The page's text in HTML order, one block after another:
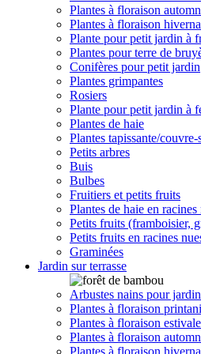
Plantes à floraison
Plantes à floraison
Plante pour petit jardin à
Plantes pour terre de
Conifères pour petit jardin
Plantes grimpantes
Rosiers
Plante pour petit jardin à
Plantes de haie
Plantes tapissante/couvre-
Petits arbres
Buis
Bulbes
Fruitiers et petits fruits
Plantes de haie en racines
Petits fruits (framboisier,
Petits fruits en racines
Graminées
Jardin sur terrasse
Arbustes nains pour
Plantes à floraison
Plantes à floraison
Plantes à floraison
Plantes à floraison